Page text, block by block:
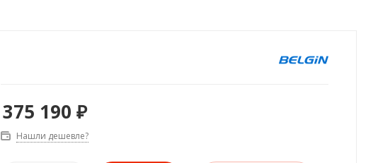
375 190 ₽
Нашли дешевле?